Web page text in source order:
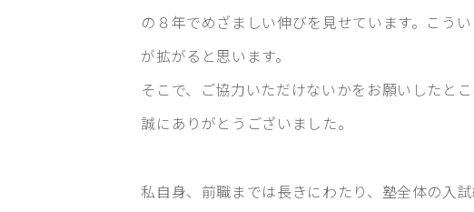
の８年でめざましい伸びを見せています。こう
が拡がると思います。
そこで、ご協力いただけないかをお願いしたと
誠にありがとうございました。
私自身、前職までは長きにわたり、塾全体の入